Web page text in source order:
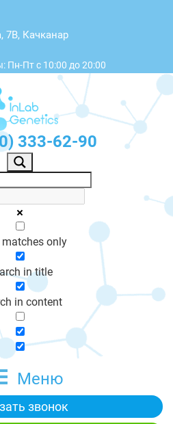
7В, Качканар
Пн-Пт с 10:00 до 20:00
333-62-90
matches only
in title
in content
Меню
звонок